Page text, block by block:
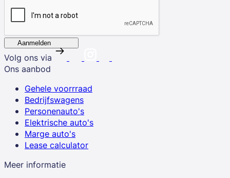
Aanmelden
Volg ons via
Ons aanbod
Gehele voorrraad
Bedrijfswagens
Personenauto's
Elektrische auto's
Marge auto's
Lease calculator
Meer informatie